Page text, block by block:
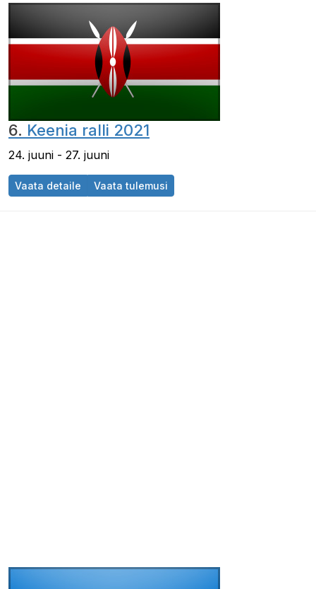
6. Keenia ralli 2021
24. juuni - 27. juuni
Vaata detaile Vaata tulemusi